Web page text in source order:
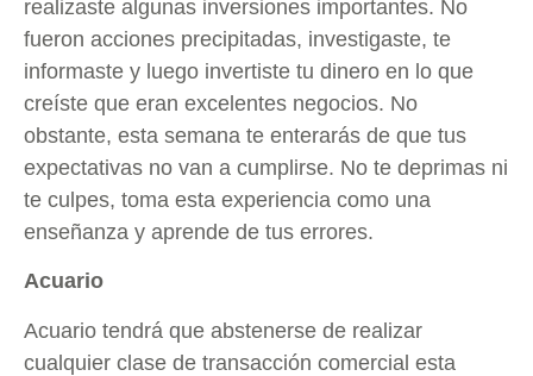
realizaste algunas inversiones importantes. No
fueron acciones precipitadas, investigaste, te
informaste y luego invertiste tu dinero en lo que
creíste que eran excelentes negocios. No
obstante, esta semana te enterarás de que tus
expectativas no van a cumplirse. No te deprimas ni
te culpes, toma esta experiencia como una
enseñanza y aprende de tus errores.
Acuario
Acuario tendrá que abstenerse de realizar
cualquier clase de transacción comercial esta